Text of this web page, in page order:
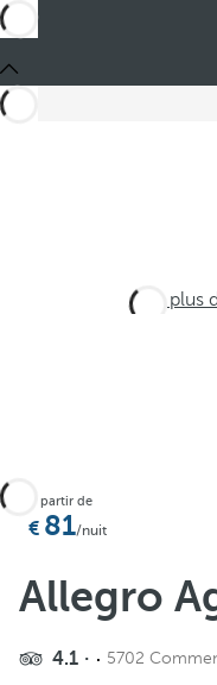
Voir plus
À partir de
81/nuit
Allegro
4.1 5702